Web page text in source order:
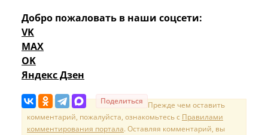
Добро пожаловать в наши соцсети:
VK
MAX
OK
Яндекс Дзен
Поделиться Прежде чем оставить
комментарий, пожалуйста, ознакомьтесь с Правилами
комментирования портала. Оставляя комментарий, вы